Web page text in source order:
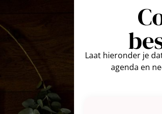
Laat hieronder je
agenda en